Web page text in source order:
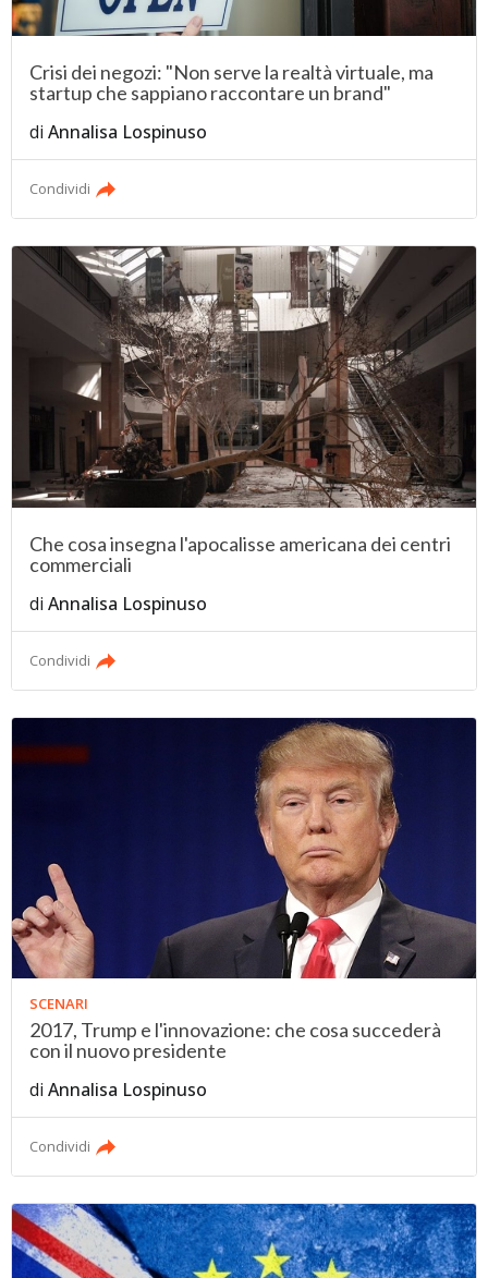
Crisi dei negozi: "Non serve la realtà virtuale, ma
startup che sappiano raccontare un brand"
diAnnalisa Lospinuso
Condividi
Che cosa insegna l'apocalisse americana dei centri
commerciali
diAnnalisa Lospinuso
Condividi
SCENARI
2017, Trump e l'innovazione: che cosa succederà
con il nuovo presidente
diAnnalisa Lospinuso
Condividi